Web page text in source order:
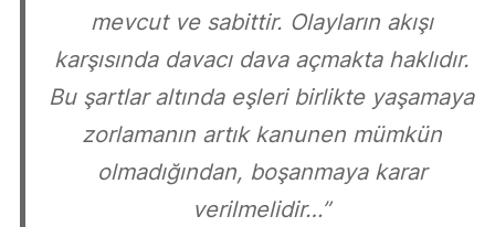
mevcut ve sabittir. Olayların akışı
karşısında davacı dava açmakta haklıdır.
Bu şartlar altında eşleri birlikte yaşamaya
zorlamanın artık kanunen mümkün
olmadığından, boşanmaya karar
verilmelidir…”